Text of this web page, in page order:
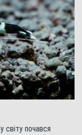
світу почався